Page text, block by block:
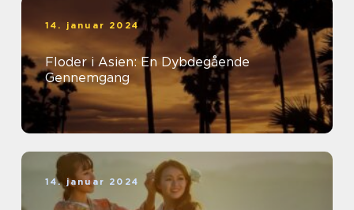
14. januar 2024
Floder i Asien: En Dybdegående
Gennemgang
14. januar 2024